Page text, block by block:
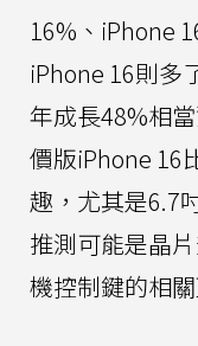
16%、iPhone
iPhone 16則多
年成長48%相
價版iPhone 16
趣，尤其是6.7
推測可能是晶
機控制鍵的相